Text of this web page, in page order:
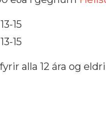
15
15
alla 12 ára og